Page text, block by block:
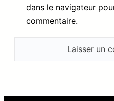
dans le navigateur
commentaire.